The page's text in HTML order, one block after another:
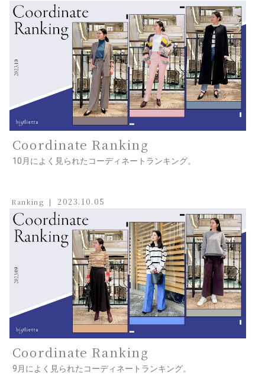
Coordinate Ranking
10月によく見られたコーディネートランキング。
Ranking 2023.10.05
Coordinate Ranking
9月によく見られたコーディネートランキング。